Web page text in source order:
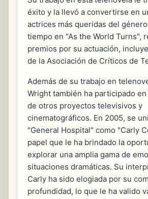
éxito y la llevó a convertirse en
actrices más queridas del
tiempo en "As the World Turns",
premios por su actuación,
de la Asociación de Críticos de
Además de su trabajo en
Wright también ha participado
de otros proyectos televisivos y
cinematográficos. En 2005, se
"General Hospital" como "Carly
papel que le ha brindado la
explorar una amplia gama de
situaciones dramáticas. Su
Carly ha sido elogiada por su
profundidad, lo que le ha valido